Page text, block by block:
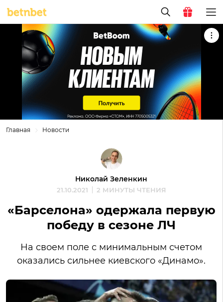
Главная Новости
Николай Зеленкин
21.10.2021 2 МИНУТЫ ЧТЕНИЯ
«Барселона» одержала первую
победу в сезоне ЛЧ
На своем поле с минимальным счетом
оказались сильнее киевского «Динамо».